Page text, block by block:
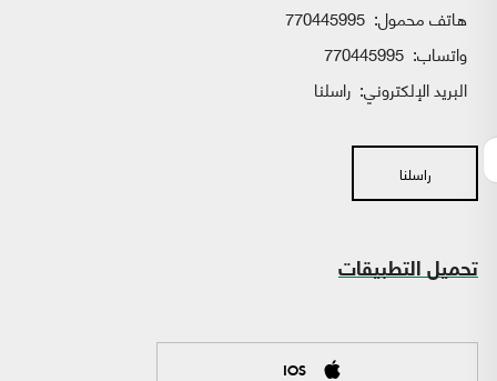
هاتف محمول: 770445995
واتساب:
البريد الإلكتروني: راسلنا
راسلنا
تحميل التطبيقات
IOS